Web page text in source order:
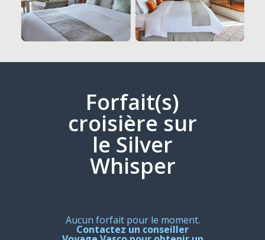
Forfait(s)
croisière sur
le Silver
Whisper
Aucun forfait pour le moment.
Contactez un conseiller